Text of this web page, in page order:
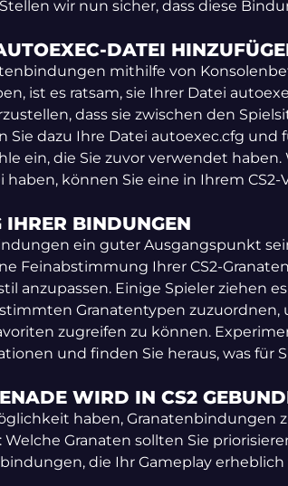
wir nun sicher, dass diese
DATEI
mithilfe von
ist es ratsam, sie Ihrer Datei
dass sie zwischen den
Sie dazu Ihre Datei autoexec.cfg und
ein, die Sie zuvor verwendet haben.
können Sie eine in Ihrem CS2-
BINDUNGEN
ein guter Ausgangspunkt
Feinabstimmung Ihrer CS2-
anzupassen. Einige Spieler ziehen
Granatentypen zuzuordnen,
zugreifen zu können.
und finden Sie heraus, was für
WIRD IN CS2
haben, Granatenbindungen
Granaten sollten Sie
die Ihr Gameplay erheblich